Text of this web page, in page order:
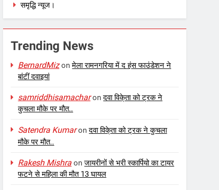
समृद्धि न्यूज।
Trending News
BernardMizonमेला रामनगरिया में द हंस फाउंडेशन ने
बांटीं दवाइयां
samriddhisamacharonदवा विके्ता को ट्रक ने
कुचला मौके पर मौत..
Satendra Kumaronदवा विके्ता को ट्रक ने कुचला
मौके पर मौत..
Rakesh Mishra onजायरीनों से भरी स्कार्पियो का टायर
फटने से महिला की मौत 13 घायल